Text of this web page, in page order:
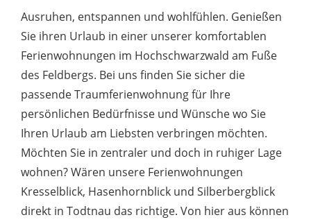
Ausruhen, entspannen und wohlfühlen. Genießen
Sie ihren Urlaub in einer unserer komfortablen
Ferienwohnungen im Hochschwarzwald am Fuße
des Feldbergs. Bei uns finden Sie sicher die
passende Traumferienwohnung für Ihre
persönlichen Bedürfnisse und Wünsche wo Sie
Ihren Urlaub am Liebsten verbringen möchten.
Möchten Sie in zentraler und doch in ruhiger Lage
wohnen? Wären unsere Ferienwohnungen
Kresselblick, Hasenhornblick und Silberbergblick
direkt in Todtnau das richtige. Von hier aus können